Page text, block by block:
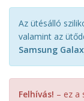
Az ütésálló
valamint az
Samsung
Felhívás! – ez a